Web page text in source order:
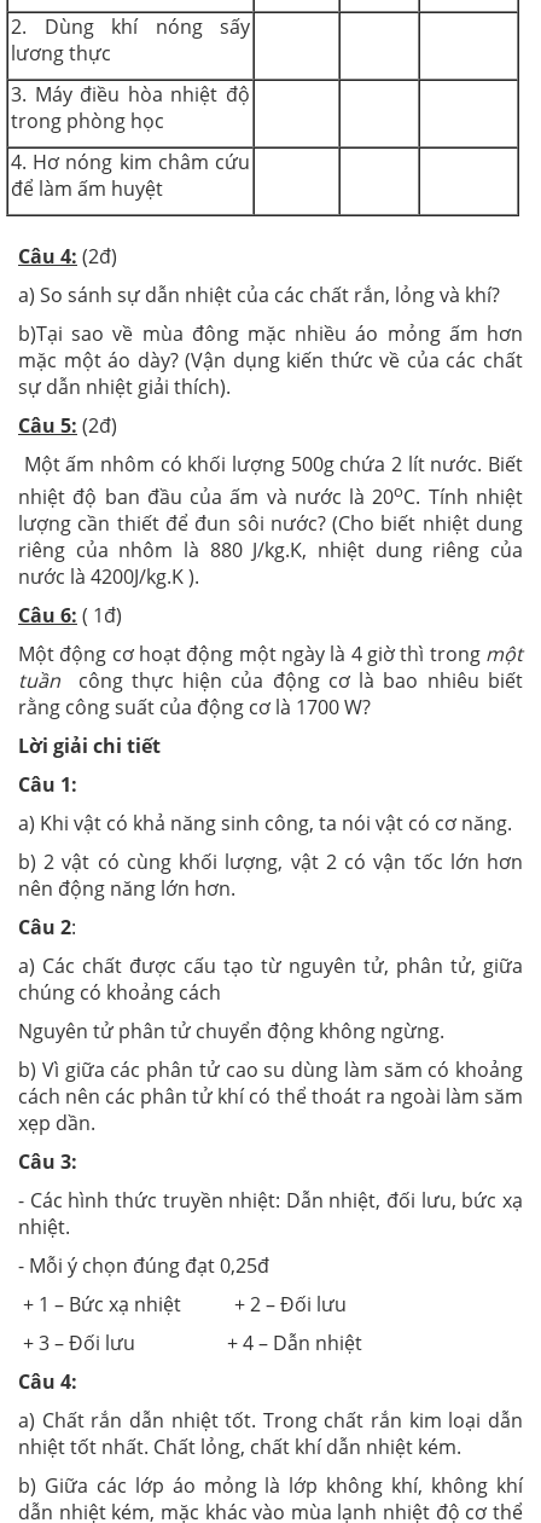
2. Dùng khí nóng sấy
lương thực
3. Máy điều hòa nhiệt độ
trong phòng học
4. Hơ nóng kim châm cứu
để làm ấm huyệt
Câu 4: (2đ)
a) So sánh sự dẫn nhiệt của các chất rắn, lỏng và khí?
b)Tại sao về mùa đông mặc nhiều áo mỏng ấm hơn
mặc một áo dày? (Vận dụng kiến thức về của các chất
sự dẫn nhiệt giải thích).
Câu 5: (2đ)
Một ấm nhôm có khối lượng 500g chứa 2 lít nước. Biết
nhiệt độ ban đầu của ấm và nước là 20oC. Tính nhiệt
lượng cần thiết để đun sôi nước? (Cho biết nhiệt dung
riêng của nhôm là 880 J/kg.K, nhiệt dung riêng của
nước là 4200J/kg.K ).
Câu 6: ( 1đ)
Một động cơ hoạt động một ngày là 4 giờ thì trong một
tuần công thực hiện của động cơ là bao nhiêu biết
rằng công suất của động cơ là 1700 W?
Lời giải chi tiết
Câu 1:
a) Khi vật có khả năng sinh công, ta nói vật có cơ năng.
b) 2 vật có cùng khối lượng, vật 2 có vận tốc lớn hơn
nên động năng lớn hơn.
Câu 2:
a) Các chất được cấu tạo từ nguyên tử, phân tử, giữa
chúng có khoảng cách
Nguyên tử phân tử chuyển động không ngừng.
b) Vì giữa các phân tử cao su dùng làm săm có khoảng
cách nên các phân tử khí có thể thoát ra ngoài làm săm
xẹp dần.
Câu 3:
- Các hình thức truyền nhiệt: Dẫn nhiệt, đối lưu, bức xạ
nhiệt.
- Mỗi ý chọn đúng đạt 0,25đ
+ 1 – Bức xạ nhiệt + 2 – Đối lưu
+ 3 – Đối lưu + 4 – Dẫn nhiệt
Câu 4:
a) Chất rắn dẫn nhiệt tốt. Trong chất rắn kim loại dẫn
nhiệt tốt nhất. Chất lỏng, chất khí dẫn nhiệt kém.
b) Giữa các lớp áo mỏng là lớp không khí, không khí
dẫn nhiệt kém, mặc khác vào mùa lạnh nhiệt độ cơ thể